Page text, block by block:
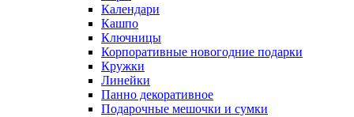
Календари
Кашпо
Ключницы
Корпоративные новогодние подарки
Кружки
Линейки
Панно декоративное
Подарочные мешочки и сумки